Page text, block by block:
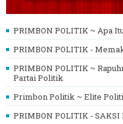
PRIMBON POLITIK ~ Apa
PRIMBON POLITIK -
PRIMBON POLITIK ~
Partai Politik
Primbon Politik ~ Elite
PRIMBON POLITIK - SAKSI